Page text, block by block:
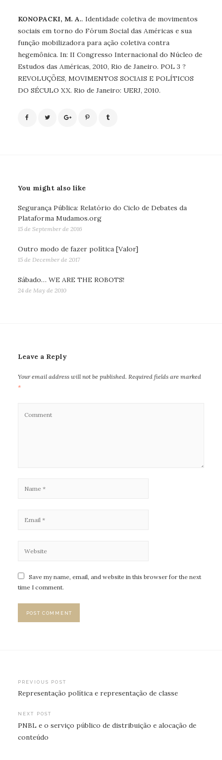
KONOPACKI, M. A.. Identidade coletiva de movimentos
sociais em torno do Fórum Social das Américas e sua
função mobilizadora para ação coletiva contra
hegemônica. In: II Congresso Internacional do Núcleo de
Estudos das Américas, 2010, Rio de Janeiro. POL 3 ?
REVOLUÇÕES, MOVIMENTOS SOCIAIS E POLÍTICOS
DO SÉCULO XX. Rio de Janeiro: UERJ, 2010.
You might also like
Segurança Pública: Relatório do Ciclo de Debates da
Plataforma Mudamos.org
15 de September de 2016
Outro modo de fazer política [Valor]
15 de December de 2017
Sábado… WE ARE THE ROBOTS!
24 de May de 2010
Leave a Reply
Your email address will not be published. Required fields are marked
*
Save my name, email, and website in this browser for the next
time I comment.
Post
navigation
PREVIOUS POST
Representação política e representação de classe
NEXT POST
PNBL e o serviço público de distribuição e alocação de
conteúdo